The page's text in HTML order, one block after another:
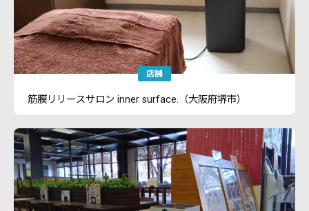
店舗
筋膜リリースサロン inner surface.（大阪府堺市）